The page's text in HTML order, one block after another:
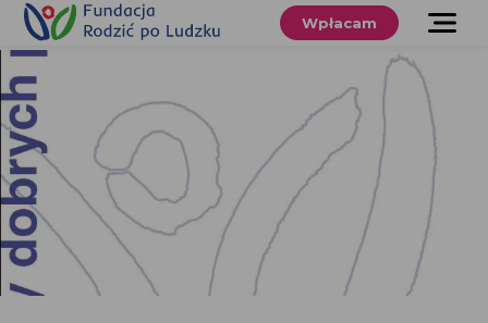
Przewiń
treści
Wspieraj
nas
Twoje prawa
Wpłacam